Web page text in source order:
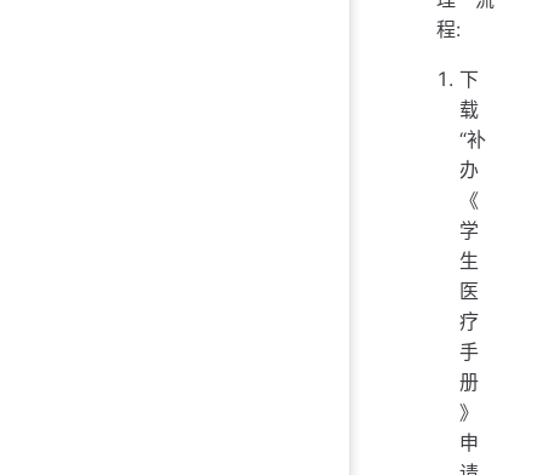
程:
下
载
“补
办
《
学
生
医
疗
手
册
》
申